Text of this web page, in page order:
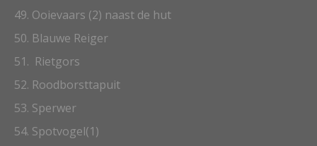
49. Ooievaars (2) naast de hut
50. Blauwe Reiger
51. Rietgors
52. Roodborsttapuit
53. Sperwer
54. Spotvogel(1)